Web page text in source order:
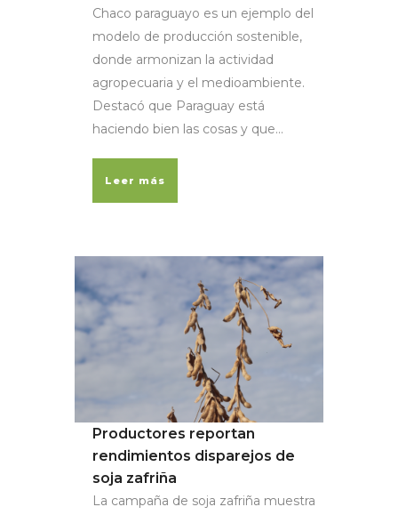
Chaco paraguayo es un ejemplo del
modelo de producción sostenible,
donde armonizan la actividad
agropecuaria y el medioambiente.
Destacó que Paraguay está
haciendo bien las cosas y que...
Leer más
Productores reportan
rendimientos disparejos de
soja zafriña
La campaña de soja zafriña muestra